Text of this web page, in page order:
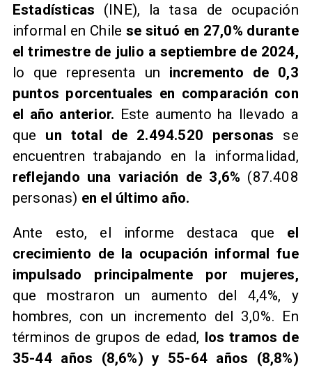
Estadísticas (INE), la tasa de ocupación
informal en Chile se situó en 27,0% durante
el trimestre de julio a septiembre de 2024,
lo que representa un incremento de 0,3
puntos porcentuales en comparación con
el año anterior. Este aumento ha llevado a
que un total de 2.494.520 personas se
encuentren trabajando en la informalidad,
reflejando una variación de 3,6% (87.408
personas) en el último año.
Ante esto, el informe destaca que el
crecimiento de la ocupación informal fue
impulsado principalmente por mujeres,
que mostraron un aumento del 4,4%, y
hombres, con un incremento del 3,0%. En
términos de grupos de edad, los tramos de
35-44 años (8,6%) y 55-64 años (8,8%)